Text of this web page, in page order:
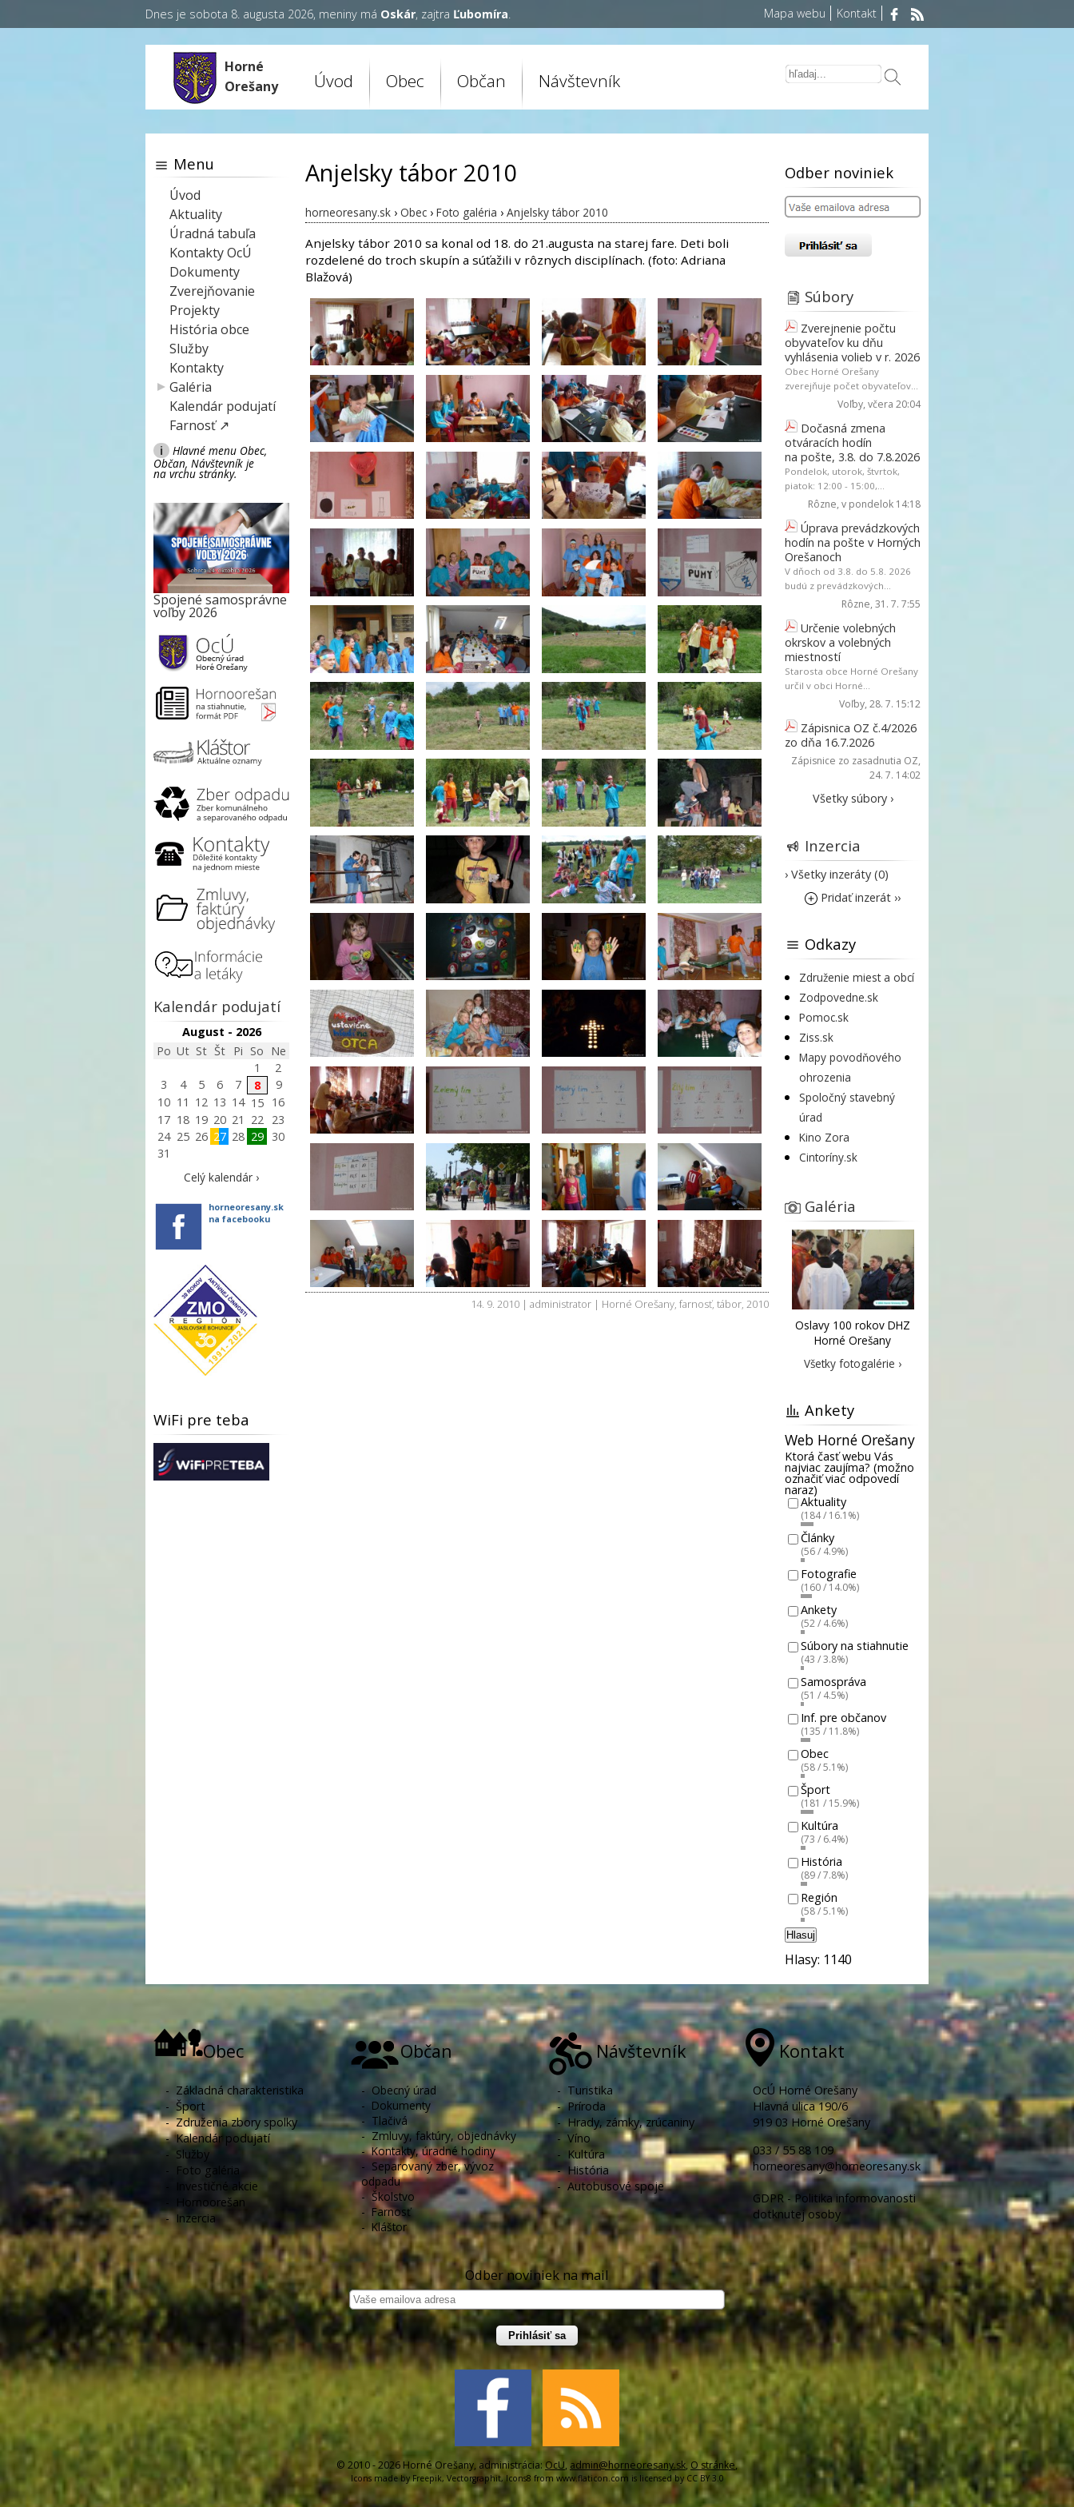
Dnes je sobota 8. augusta 2026, meniny má Oskár, zajtra Ľubomíra. Mapa webu Kontakt
Horné
Orešany
Úvod Obec Občan Návštevník
Anjelsky tábor 2010
horneoresany.sk › Obec › Foto galéria › Anjelsky tábor 2010
Anjelsky tábor 2010 sa konal od 18. do 21.augusta na starej fare. Deti boli
rozdelené do troch skupín a súťažili v rôznych disciplínach. (foto: Adriana
Blažová)
14. 9. 2010 | administrator | Horné Orešany, farnosť, tábor, 2010
Menu
Úvod
Aktuality
Úradná tabuľa
Kontakty OcÚ
Dokumenty
Zverejňovanie
Projekty
História obce
Služby
Kontakty
Galéria
Kalendár podujatí
Farnosť ↗
i
Hlavné menu Obec,
Občan, Návštevník je
na vrchu stránky.
Spojené samosprávne
voľby 2026
Kalendár podujatí
August - 2026
Po Ut St Št Pi So Ne
1
2
3
4 5 6 7 8
9
10 11 12 13 14 15
16
17 18 19 20 21 22
23
24 25 26 27 28 29
30
31
Celý kalendár ›
horneoresany.sk
na facebooku
WiFi pre teba
Odber noviniek
Súbory
Zverejnenie počtu
obyvateľov ku dňu
vyhlásenia volieb v r. 2026
Obec Horné Orešany
zverejňuje počet obyvateľov...
Voľby, včera 20:04
Dočasná zmena
otváracích hodín
na pošte, 3.8. do 7.8.2026
Pondelok, utorok, štvrtok,
piatok: 12:00 - 15:00,...
Rôzne, v pondelok 14:18
Úprava prevádzkových
hodín na pošte v Horných
Orešanoch
V dňoch od 3.8. do 5.8. 2026
budú z prevádzkových...
Rôzne, 31. 7. 7:55
Určenie volebných
okrskov a volebných
miestností
Starosta obce Horné Orešany
určil v obci Horné...
Voľby, 28. 7. 15:12
Zápisnica OZ č.4/2026
zo dňa 16.7.2026
Zápisnice zo zasadnutia OZ,
24. 7. 14:02
Všetky súbory ›
Inzercia
› Všetky inzeráty (0)
Pridať inzerát ››
Odkazy
Združenie miest a obcí
Zodpovedne.sk
Pomoc.sk
Ziss.sk
Mapy povodňového
ohrozenia
Spoločný stavebný
úrad
Kino Zora
Cintoríny.sk
Galéria
Oslavy 100 rokov DHZ
Horné Orešany
Všetky fotogalérie ›
Ankety
Web Horné Orešany
Ktorá časť webu Vás
najviac zaujíma? (možno
označiť viac odpovedí
naraz)
Aktuality
(184 / 16.1%)
Články
(56 / 4.9%)
Fotografie
(160 / 14.0%)
Ankety
(52 / 4.6%)
Súbory na stiahnutie
(43 / 3.8%)
Samospráva
(51 / 4.5%)
Inf. pre občanov
(135 / 11.8%)
Obec
(58 / 5.1%)
Šport
(181 / 15.9%)
Kultúra
(73 / 6.4%)
História
(89 / 7.8%)
Región
(58 / 5.1%)
Hlasuj
Hlasy: 1140
Obec
- Základná charakteristika
- Šport
-Združenia zbory spolky
-Kalendár podujatí
- Služby
- Foto galéria
-
Investičné akcie
Hornoorešan
-Inzercia
Občan
- Obecný úrad
- Dokumenty
- Tlačivá
-Zmluvy, faktúry, objednávky
-Kontakty, úradné hodiny
- Separovaný zber, vývoz
odpadu
-Školstvo
-Farnosť
-Kláštor
Návštevník
- Turistika
-Príroda
-Hrady, zámky, zrúcaniny
-Víno
- Kultúra
-História
-Autobusové spoje
Kontakt
OcÚ Horné Orešany
Hlavná ulica 190/6
919 03 Horné Orešany
033 / 55 88 109
horneoresany@horneoresany.sk
GDPR - Politika informovanosti
dotknutej osoby
Odber noviniek na mail
Prihlásiť sa
© 2010 - 2026 Horné Orešany, administrácia: OcU, admin@horneoresany.sk, O stránke,
Icons made byFreepik, Vectorgraphit, Icons8 from www.flaticon.com is licensed by CC BY 3.0